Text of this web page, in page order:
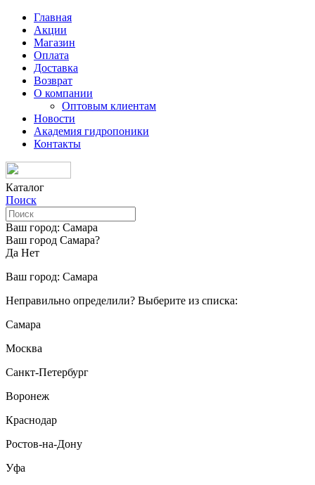
Главная
Акции
Магазин
Оплата
Доставка
Возврат
О компании
Оптовым клиентам
Новости
Академия гидропоники
Контакты
Каталог
Поиск
Ваш город: Самара
Ваш город Самара?
Да Нет
Ваш город: Самара
Неправильно определили? Выберите из списка:
Самара
Москва
Санкт-Петербург
Воронеж
Краснодар
Ростов-на-Дону
Уфа